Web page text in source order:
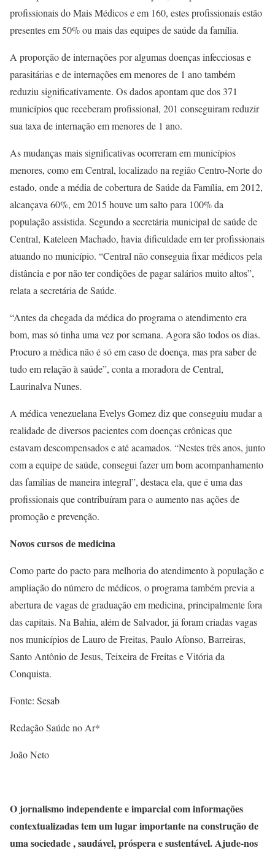
profissionais do Mais Médicos e em 160, estes profissionais estão
presentes em 50% ou mais das equipes de saúde da família.
A proporção de internações por algumas doenças infecciosas e
parasitárias e de internações em menores de 1 ano também
reduziu significativamente. Os dados apontam que dos 371
municípios que receberam profissional, 201 conseguiram reduzir
sua taxa de internação em menores de 1 ano.
As mudanças mais significativas ocorreram em municípios
menores, como em Central, localizado na região Centro-Norte do
estado, onde a média de cobertura de Saúde da Família, em 2012,
alcançava 60%, em 2015 houve um salto para 100% da
população assistida. Segundo a secretária municipal de saúde de
Central, Kateleen Machado, havia dificuldade em ter profissionais
atuando no município. “Central não conseguia fixar médicos pela
distância e por não ter condições de pagar salários muito altos”,
relata a secretária de Saúde.
“Antes da chegada da médica do programa o atendimento era
bom, mas só tinha uma vez por semana. Agora são todos os dias.
Procuro a médica não é só em caso de doença, mas pra saber de
tudo em relação à saúde”, conta a moradora de Central,
Laurinalva Nunes.
A médica venezuelana Evelys Gomez diz que conseguiu mudar a
realidade de diversos pacientes com doenças crônicas que
estavam descompensados e até acamados. “Nestes três anos, junto
com a equipe de saúde, consegui fazer um bom acompanhamento
das famílias de maneira integral”, destaca ela, que é uma das
profissionais que contribuíram para o aumento nas ações de
promoção e prevenção.
Novos cursos de medicina
Como parte do pacto para melhoria do atendimento à população e
ampliação do número de médicos, o programa também previa a
abertura de vagas de graduação em medicina, principalmente fora
das capitais. Na Bahia, além de Salvador, já foram criadas vagas
nos municípios de Lauro de Freitas, Paulo Afonso, Barreiras,
Santo Antônio de Jesus, Teixeira de Freitas e Vitória da
Conquista.
Fonte: Sesab
Redação Saúde no Ar*
João Neto
O jornalismo independente e imparcial com informações
contextualizadas tem um lugar importante na construção de
uma sociedade , saudável, próspera e sustentável. Ajude-nos